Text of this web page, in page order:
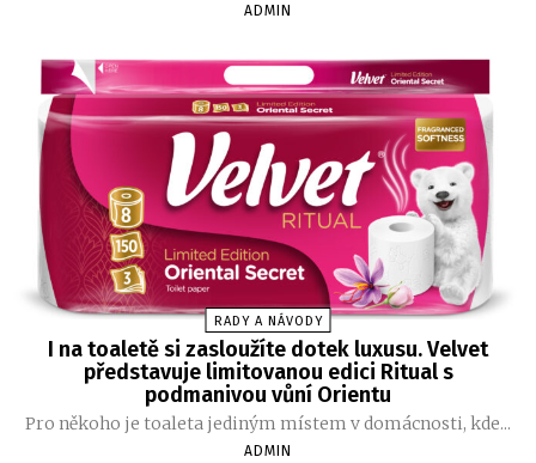
ADMIN
RADY A NÁVODY
I na toaletě si zasloužíte dotek luxusu. Velvet
představuje limitovanou edici Ritual s
podmanivou vůní Orientu
Pro někoho je toaleta jediným místem v domácnosti, kde...
ADMIN